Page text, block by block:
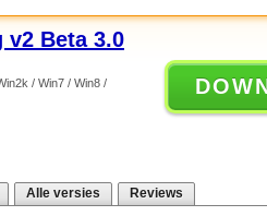
v2 Beta 3.0
/ Win7 / Win8 /
Alle versies Reviews